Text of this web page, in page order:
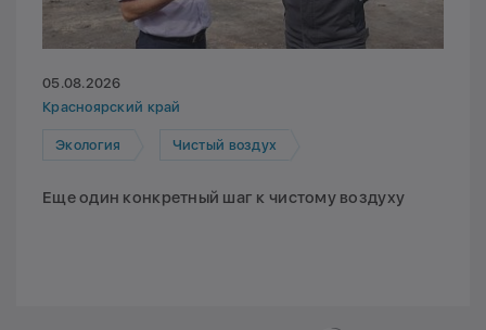
05.08.2026
Красноярский край
Экология Чистый воздух
Еще один конкретный шаг к чистому воздуху